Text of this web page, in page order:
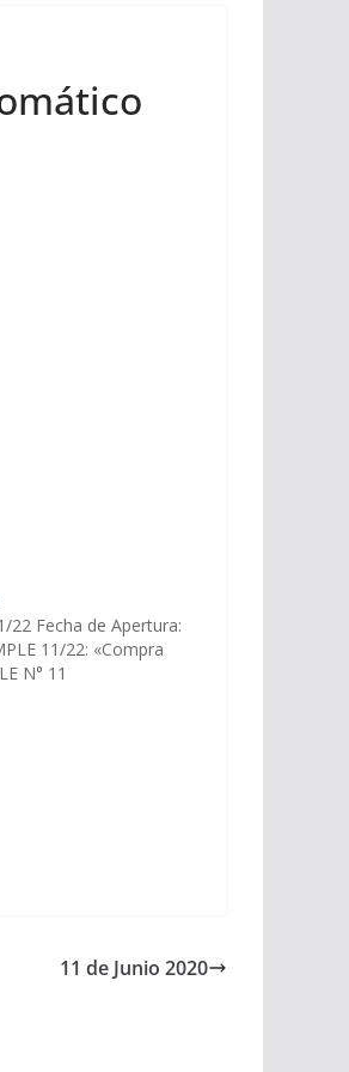
22 Fecha de Apertura:
11/22: «Compra
N° 11
11 de Junio 2020